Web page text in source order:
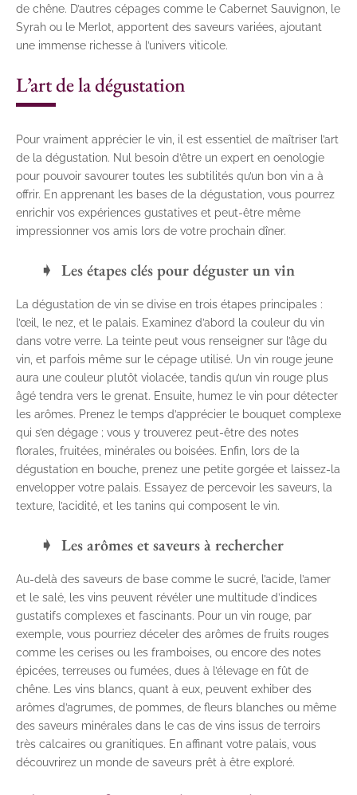
de chêne. D’autres cépages comme le Cabernet Sauvignon, le
Syrah ou le Merlot, apportent des saveurs variées, ajoutant
une immense richesse à l’univers viticole.
L’art de la dégustation
Pour vraiment apprécier le vin, il est essentiel de maîtriser l’art
de la dégustation. Nul besoin d’être un expert en oenologie
pour pouvoir savourer toutes les subtilités qu’un bon vin a à
offrir. En apprenant les bases de la dégustation, vous pourrez
enrichir vos expériences gustatives et peut-être même
impressionner vos amis lors de votre prochain dîner.
Les étapes clés pour déguster un vin
La dégustation de vin se divise en trois étapes principales :
l’œil, le nez, et le palais. Examinez d’abord la couleur du vin
dans votre verre. La teinte peut vous renseigner sur l’âge du
vin, et parfois même sur le cépage utilisé. Un vin rouge jeune
aura une couleur plutôt violacée, tandis qu’un vin rouge plus
âgé tendra vers le grenat. Ensuite, humez le vin pour détecter
les arômes. Prenez le temps d’apprécier le bouquet complexe
qui s’en dégage ; vous y trouverez peut-être des notes
florales, fruitées, minérales ou boisées. Enfin, lors de la
dégustation en bouche, prenez une petite gorgée et laissez-la
envelopper votre palais. Essayez de percevoir les saveurs, la
texture, l’acidité, et les tanins qui composent le vin.
Les arômes et saveurs à rechercher
Au-delà des saveurs de base comme le sucré, l’acide, l’amer
et le salé, les vins peuvent révéler une multitude d’indices
gustatifs complexes et fascinants. Pour un vin rouge, par
exemple, vous pourriez déceler des arômes de fruits rouges
comme les cerises ou les framboises, ou encore des notes
épicées, terreuses ou fumées, dues à l’élevage en fût de
chêne. Les vins blancs, quant à eux, peuvent exhiber des
arômes d’agrumes, de pommes, de fleurs blanches ou même
des saveurs minérales dans le cas de vins issus de terroirs
très calcaires ou granitiques. En affinant votre palais, vous
découvrirez un monde de saveurs prêt à être exploré.